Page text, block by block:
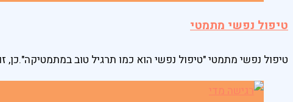
טיפול נפשי מתמטי
טיפול נפשי מתמטי "טיפול נפשי הוא כמו תרגיל טוב